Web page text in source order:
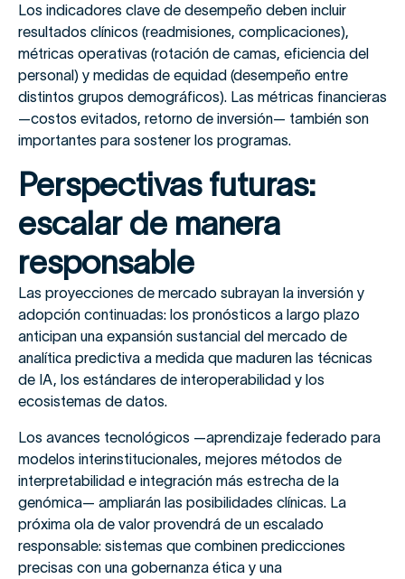
Los indicadores clave de desempeño deben incluir
resultados clínicos (readmisiones, complicaciones),
métricas operativas (rotación de camas, eficiencia del
personal) y medidas de equidad (desempeño entre
distintos grupos demográficos). Las métricas financieras
—costos evitados, retorno de inversión— también son
importantes para sostener los programas.
Perspectivas futuras:
escalar de manera
responsable
Las proyecciones de mercado subrayan la inversión y
adopción continuadas: los pronósticos a largo plazo
anticipan una expansión sustancial del mercado de
analítica predictiva a medida que maduren las técnicas
de IA, los estándares de interoperabilidad y los
ecosistemas de datos.
Los avances tecnológicos —aprendizaje federado para
modelos interinstitucionales, mejores métodos de
interpretabilidad e integración más estrecha de la
genómica— ampliarán las posibilidades clínicas. La
próxima ola de valor provendrá de un escalado
responsable: sistemas que combinen predicciones
precisas con una gobernanza ética y una